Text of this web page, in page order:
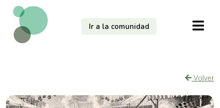
Ir a la comunidad
Volver